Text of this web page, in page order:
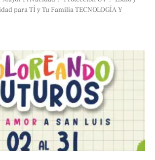
para TÍ y Tu Familia TECNOLOGÍA Y